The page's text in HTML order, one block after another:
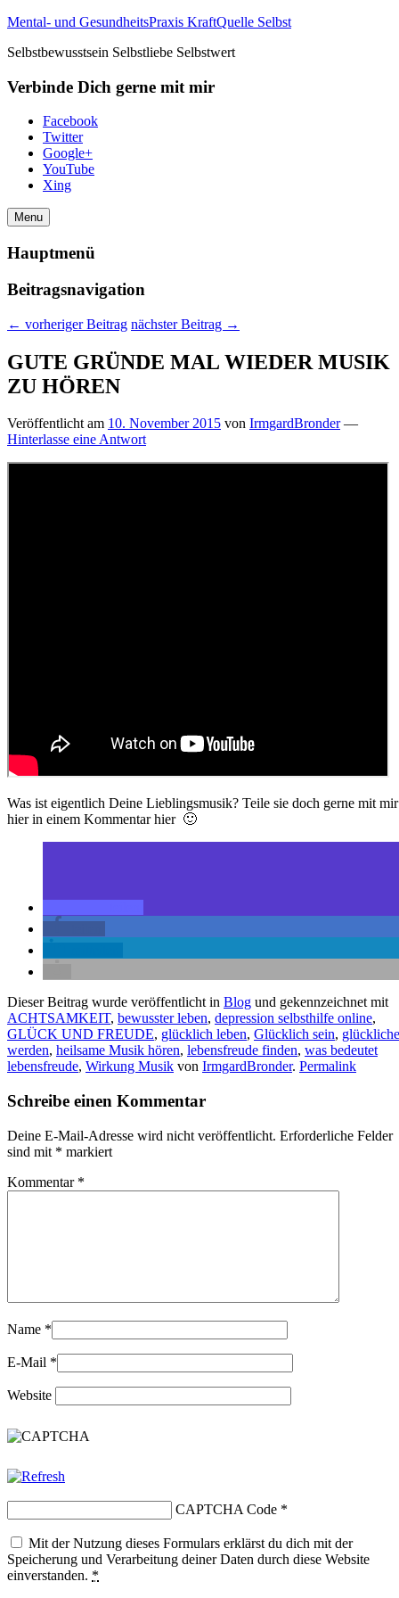
Mental- und GesundheitsPraxis KraftQuelle Selbst
Selbstbewusstsein Selbstliebe Selbstwert
Verbinde Dich gerne mit mir
Facebook
Twitter
Google+
YouTube
Xing
Menu
Hauptmenü
Beitragsnavigation
← vorheriger Beitrag nächster Beitrag →
GUTE GRÜNDE MAL WIEDER MUSIK
ZU HÖREN
Veröffentlicht am 10. November 2015 von IrmgardBronder —
Hinterlasse eine Antwort
Was ist eigentlich Deine Lieblingsmusik? Teile sie doch gerne mit mir
hier in einem Kommentar hier 🙂
Dieser Beitrag wurde veröffentlicht in Blog und gekennzeichnet mit
ACHTSAMKEIT, bewusster leben, depression selbsthilfe online,
GLÜCK UND FREUDE, glücklich leben, Glücklich sein,
werden, heilsame Musik hören, lebensfreude finden, was bedeutet
lebensfreude, Wirkung Musik von IrmgardBronder. Permalink
Schreibe einen Kommentar
Deine E-Mail-Adresse wird nicht veröffentlicht. Erforderliche Felder
sind mit * markiert
Kommentar *
Name *
E-Mail *
Website
CAPTCHA Code *
Mit der Nutzung dieses Formulars erklärst du dich mit der
Speicherung und Verarbeitung deiner Daten durch diese Website
einverstanden. *